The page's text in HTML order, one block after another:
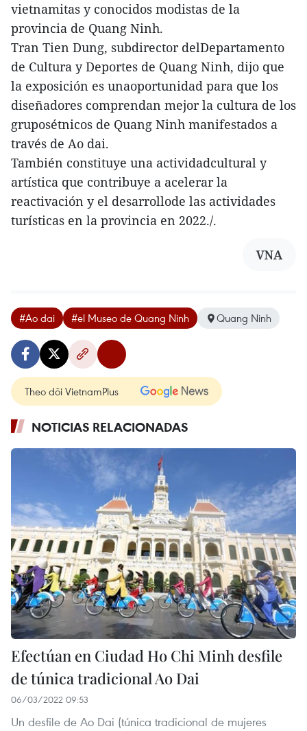
vietnamitas y conocidos modistas de la
provincia de Quang Ninh.
Tran Tien Dung, subdirector delDepartamento
de Cultura y Deportes de Quang Ninh, dijo que
la exposición es unaoportunidad para que los
diseñadores comprendan mejor la cultura de los
gruposétnicos de Quang Ninh manifestados a
través de Ao dai.
También constituye una actividadcultural y
artística que contribuye a acelerar la
reactivación y el desarrollode las actividades
turísticas en la provincia en 2022./.
VNA
#Ao dai #el Museo de Quang Ninh Quang Ninh
Theo dõi VietnamPlus
NOTICIAS RELACIONADAS
Efectúan en Ciudad Ho Chi Minh desfile
de túnica tradicional Ao Dai
06/03/2022 09:53
Un desfile de Ao Dai (túnica tradicional de mujeres